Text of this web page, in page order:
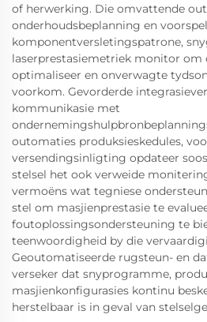
of herwerking. Die omvattende
onderhoudsbeplanning en
komponentversletingspatrone,
laserprestasiemetriek monitor om
optimaliseer en onverwagte
voorkom. Gevorderde
kommunikasie met
outomaties produksieskedules,
versendingsinligting opdateer
stelsel het ook verweide
vermoëns wat tegniese
stel om masjienprestasie te
foutoplossingsondersteuning te
teenwoordigheid by die
Geoutomatiseerde rugsteun- en
verseker dat snyprogramme,
masjienkonfigurasies kontinu
herstelbaar is in geval van